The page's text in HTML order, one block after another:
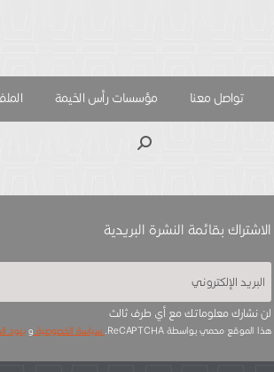
تواصل معنا مؤسسات رأس الخيمة
الاشتراك بقائمة النشرة البريدية
لن نشارك معلوماتك مع أي طرف ثالث
هذا الموقع محمي بواسطة ReCAPTCHA. سياسة الخصوصية وبنود